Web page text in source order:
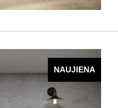
NAUJIENA